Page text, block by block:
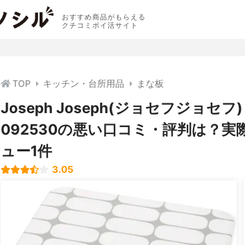
おすすめ商品がもらえる
クチコミポイ活サイト
TOP キッチン・台所用品 まな板
Joseph Joseph(ジョセフジョセフ)
092530の悪い口コミ・評判は？実
ュー1件
3.05